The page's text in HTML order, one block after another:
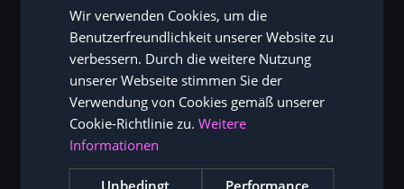
Wir verwenden Cookies, um die
Benutzerfreundlichkeit unserer Website zu
verbessern. Durch die weitere Nutzung
unserer Webseite stimmen Sie der
Verwendung von Cookies gemäß unserer
Cookie-Richtlinie zu. Weitere
Informationen
Unbedingt Performance